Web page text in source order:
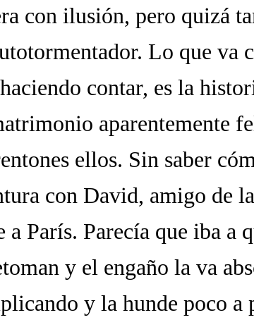
con ilusión, pero quizá
Lo que va
contar, es la
aparentemente
ellos. Sin saber
con David, amigo de
a París. Parecía que iba a
y el engaño la va
y la hunde poco a